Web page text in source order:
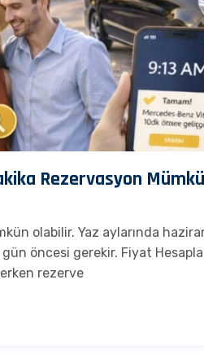
Rezervasyon
olabilir. Yaz aylarında
öncesi gerekir. Fiyat
rezerve